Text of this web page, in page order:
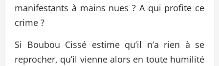
manifestants à mains nues ? A qui profite ce
crime ?
Si Boubou Cissé estime qu’il n’a rien à se
reprocher, qu’il vienne alors en toute humilité